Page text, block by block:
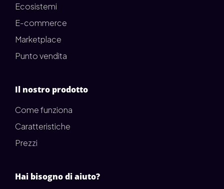
Ecosistemi
E-commerce
Marketplace
Punto vendita
Il nostro prodotto
Come funziona
Caratteristiche
Prezzi
Hai bisogno di aiuto?